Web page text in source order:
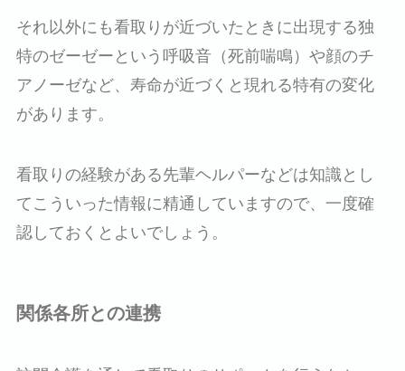
それ以外にも看取りが近づいたときに出現する独
特のゼーゼーという呼吸音（死前喘鳴）や顔のチ
アノーゼなど、寿命が近づくと現れる特有の変化
があります。
看取りの経験がある先輩ヘルパーなどは知識とし
てこういった情報に精通していますので、一度確
認しておくとよいでしょう。
関係各所との連携